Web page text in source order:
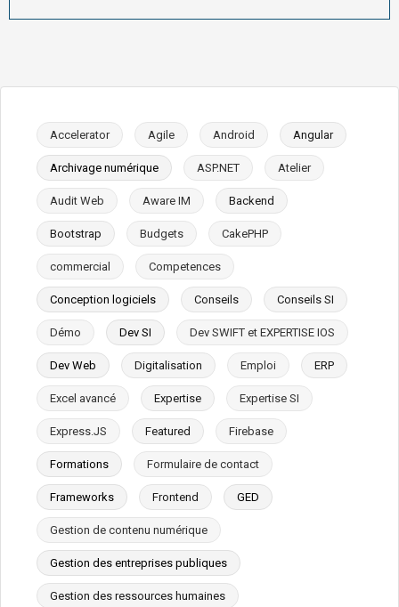
Accelerator Agile Android Angular
Archivage numérique ASP.NET Atelier
Audit Web Aware IM Backend
Bootstrap Budgets CakePHP
commercial Competences
Conception logiciels Conseils Conseils SI
Démo Dev SI Dev SWIFT et EXPERTISE IOS
Dev Web Digitalisation Emploi ERP
Excel avancé Expertise Expertise SI
Express.JS Featured Firebase
Formations Formulaire de contact
Frameworks Frontend GED
Gestion de contenu numérique
Gestion des entreprises publiques
Gestion des ressources humaines